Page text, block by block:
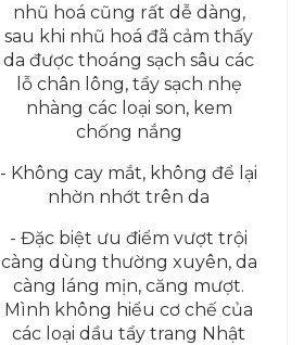
nhũ hoá cũng rất dễ dàng,
sau khi nhũ hoá đã cảm thấy
da được thoáng sạch sâu các
lỗ chân lông, tẩy sạch nhẹ
nhàng các loại son, kem
chống nắng
- Không cay mắt, không để lại
nhờn nhớt trên da
- Đặc biệt ưu điểm vượt trội
càng dùng thường xuyên, da
càng láng mịn, căng mượt.
Mình không hiểu cơ chế của
các loại dầu tẩy trang Nhật